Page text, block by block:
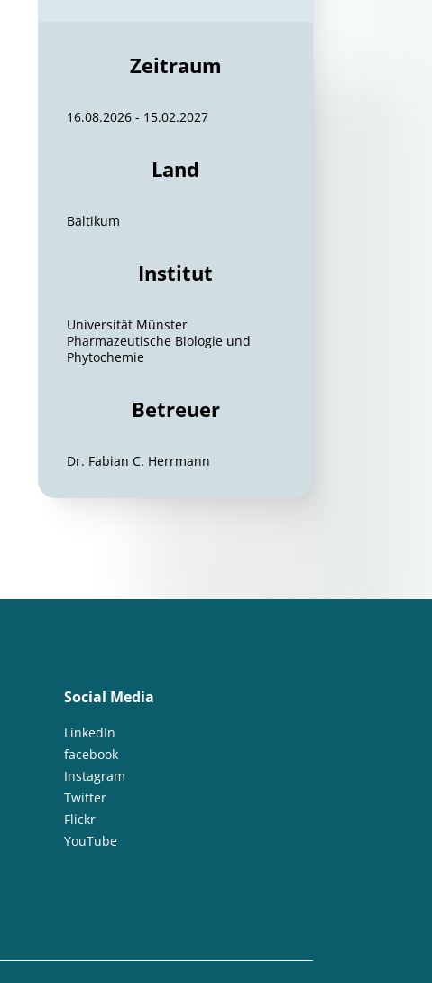
Zeitraum
16.08.2026 - 15.02.2027
Land
Baltikum
Institut
Universität Münster
Pharmazeutische Biologie und
Phytochemie
Betreuer
Dr. Fabian C. Herrmann
Social Media
LinkedIn
facebook
Instagram
Twitter
Flickr
YouTube